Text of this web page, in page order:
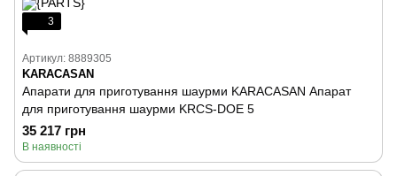
3
Артикул: 8889305
KARACASAN
Апарати для приготування шаурми KARACASAN Апарат
для приготування шаурми KRCS-DOE 5
35 217 грн
В наявності